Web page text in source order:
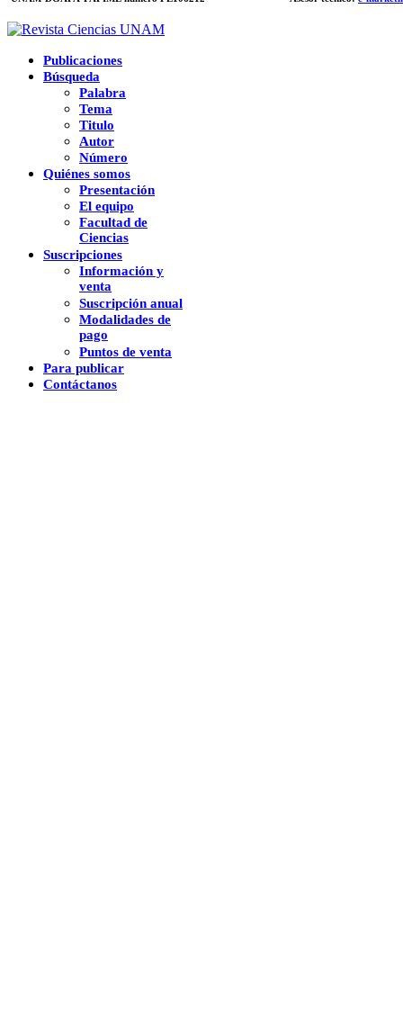
Publicaciones
Búsqueda
Palabra
Tema
Titulo
Autor
Número
Quiénes somos
Presentación
El equipo
Facultad de
Ciencias
Suscripciones
Información y
venta
Suscripción anual
Modalidades de
pago
Puntos de venta
Para publicar
Contáctanos